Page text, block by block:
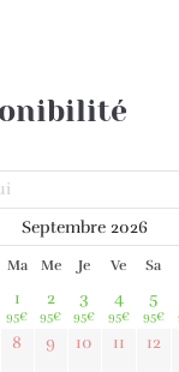
Septembre 2026
Ma Me Je Ve Sa
1
95€
2
95€
3
95€
4
95€
5
95€
8 9 10 11 12